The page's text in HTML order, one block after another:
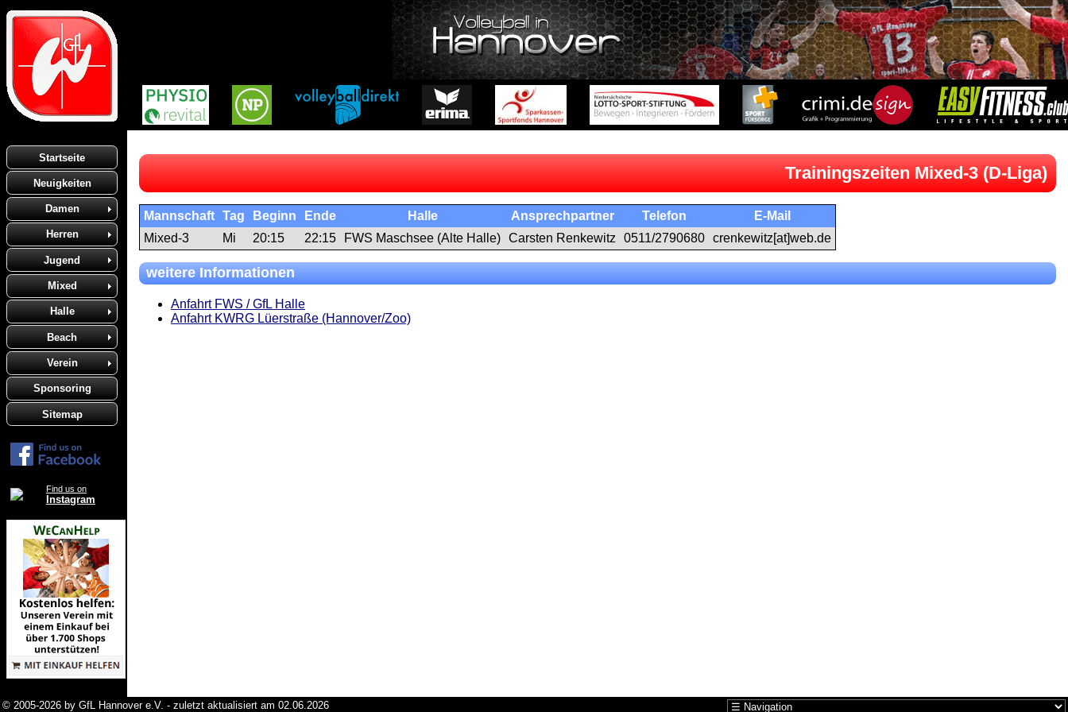
Startseite
Neuigkeiten
Damen
Herren
Jugend
Mixed
Halle
Beach
Verein
Sponsoring
Sitemap
Find us on
Instagram
Trainingszeiten Mixed-3 (D-Liga)
Mannschaft Tag Beginn Ende Halle Ansprechpartner Telefon
E-Mail
Mixed-3
Mi 20:15 22:15 FWS Maschsee (Alte Halle) Carsten Renkewitz 0511/2790680 crenkewitz[at]web.de
weitere Informationen
Anfahrt FWS / GfL Halle
Anfahrt KWRG Lüerstraße (Hannover/Zoo)
© 2005-2026 by GfL Hannover e.V. - zuletzt aktualisiert am 02.06.2026